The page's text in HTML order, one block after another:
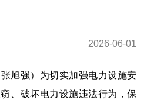
2026-06-01
张旭强） 为切实加强电力设施安
、破坏电力设施违法行为，保